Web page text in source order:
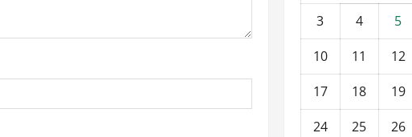
3
4 5
10
11 12
17
18 19
24
25 26